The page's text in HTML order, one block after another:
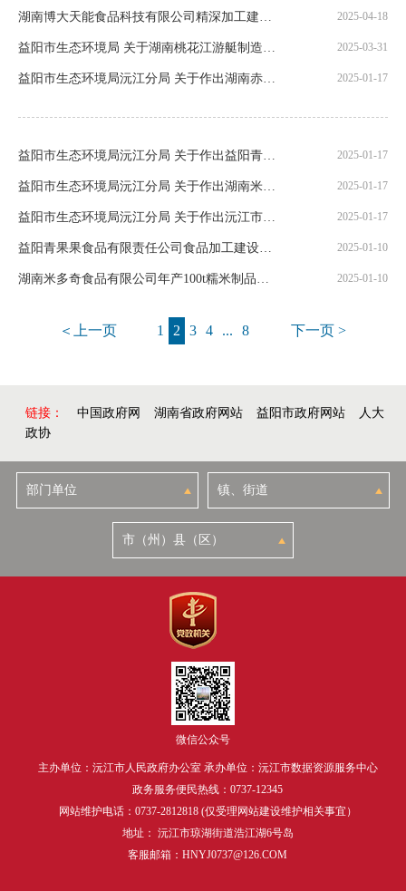
湖南博大天能食品科技有限公司精深加工建设项目环境影响评价公众参与第一次 信息公示 2025-04-18
益阳市生态环境局 关于湖南桃花江游艇制造有限公司（沅江）排污许可证重新发证审批前的公示 2025-03-31
益阳市生态环境局沅江分局 关于作出湖南赤金混凝土有限公司年产15万方商品混凝土、12万方水稳料搅拌站建设项目环境影响评价文件审批决定的公告 2025-01-17
益阳市生态环境局沅江分局 关于作出益阳青果果食品有限责任公司食品加工建设项目环境影响评价文件审批决定的公告 2025-01-17
益阳市生态环境局沅江分局 关于作出湖南米多奇食品有限公司年产100t糯米制品、356t酱腌菜建设项目环境影响评价文件审批决定的公告 2025-01-17
益阳市生态环境局沅江分局 关于作出沅江市福旺食品有限公司年产300吨休闲熟食制品建设项目环境影响评价文件审批决定的 公告 2025-01-17
益阳青果果食品有限责任公司食品加工建设项目环境影响评价公众参与第一次信息公示 2025-01-10
湖南米多奇食品有限公司年产100t糯米制品、356t酱腌菜建设项目环境影响评价公众参与第一次信息公示 2025-01-10
＜上一页 1 2 3 4 ... 8 下一页 >
链接： 中国政府网 湖南省政府网站 益阳市政府网站
人大
政协
微信公众号
主办单位：沅江市人民政府办公室 承办单位：沅江市数据资源服务中心
政务服务便民热线：0737-12345
网站维护电话：0737-2812818 (仅受理网站建设维护相关事宜）
地址： 沅江市琼湖街道浩江湖6号岛
客服邮箱：HNYJ0737@126.COM